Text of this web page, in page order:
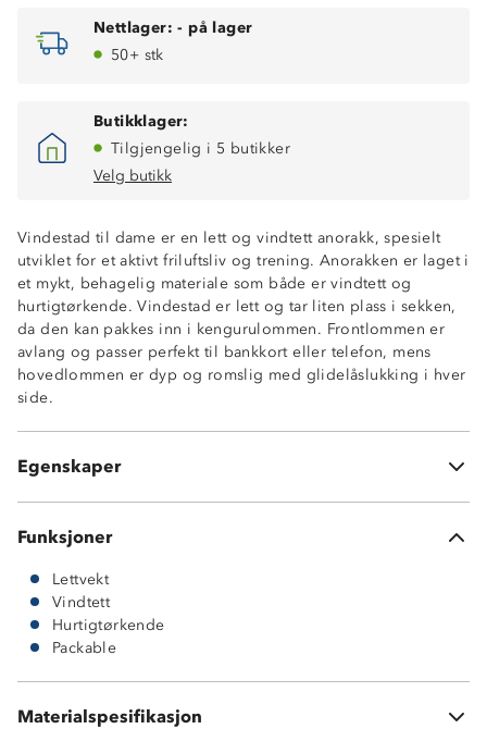
Nettlager: - på lager
50+ stk
Butikklager:
Tilgjengelig i 5 butikker
Velg butikk
Vindestad til dame er en lett og vindtett anorakk, spesielt
utviklet for et aktivt friluftsliv og trening. Anorakken er laget i
et mykt, behagelig materiale som både er vindtett og
hurtigtørkende. Vindestad er lett og tar liten plass i sekken,
da den kan pakkes inn i kengurulommen. Frontlommen er
avlang og passer perfekt til bankkort eller telefon, mens
hovedlommen er dyp og romslig med glidelåslukking i hver
side.
Egenskaper
Lettvekt
Vindtett
Packable
Romslig kengurulomme med glidelås i hver side
Fastmontert hette
Funksjoner
Lettvekt
Vindtett
Hurtigtørkende
Packable
Materialspesifikasjon
100 % polyester